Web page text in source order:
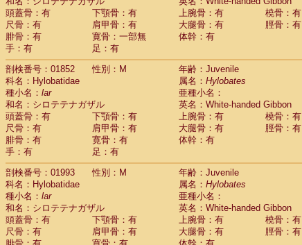
Cercopithecidae Kasi senex vetulus(1)
CercopithecidaeKasi senex
CercopithecidaeNasalis larvatus(3)
CercopithecidaePresbytes melalophos
CercopithecidaePygathrix nemaeus
CercopithecidaeSemnopithecus entellus(27)
Cercopithecidae Trachypithecus cristatus(21)
Cercopithecidae Trachypithecus francoisi
Cercopithecidae Trachypithecus obscurus(4)
CercopithecidaeTrachypithecus pileatus
CercopithecidaeColobinae spp.(0)
CercopithecidaePresbytesinaespp.(0)
CercopithecidaeCercopithecidae
HylobatidaeHoolock hoolock(0)
HylobatidaeHylobates agilis
Hylobatidae (1)
HylobatidaeHylobates lar
HylobatidaeHylobates moloch(2)
Hylobatidae Hylobates muelleri(0)
HylobatidaeHylobates pileatus(2)
頭蓋骨：有
下顎骨：有 上腕骨：有
橈骨：有
尺骨：有
肩甲骨：有 大腿骨：有
脛骨：有
腓骨：有
寛骨：一部無
体幹：有
手：有
足：有
剖検番号：01852
性別：M
年齢：Juvenile
科名：Hylobatidae
属名： Hylobates
種小名： lar
亜種小名：
和名：シロテテナガザル
英名：White-handed Gibbon
頭蓋骨：有
下顎骨：有 上腕骨：有
橈骨：有
尺骨：有
肩甲骨：有 大腿骨：有
脛骨：有
腓骨：有
寛骨：有
体幹：有
手：有
足：有
剖検番号：01993
性別：M
年齢：Juvenile
科名：Hylobatidae
属名： Hylobates
種小名： lar
亜種小名：
和名：シロテテナガザル
英名：White-handed Gibbon
頭蓋骨：有
下顎骨：有 上腕骨：有
橈骨：有
尺骨：有
肩甲骨：有 大腿骨：有
脛骨：有